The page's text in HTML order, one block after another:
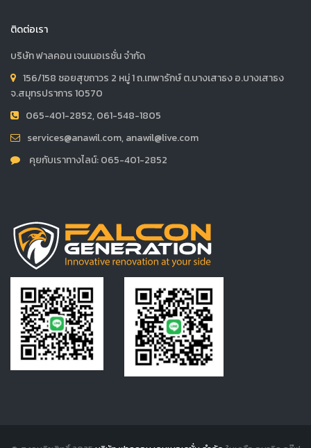
ติดต่อเรา
บริษัท ฟาลคอน เจนเนอเรชั่น จำกัด
156/158 ซอยสุขถาวร 2 หมู่ 1 ถ.เทพารักษ์ ต.บางเสาธง อ.บางเสาธง
จ.สมุทรปราการ 10570
065-401-2852, 061-548-1805
services@anawil.com, anawil@live.com
คุยกับเราทางไลน์: 065-401-2852